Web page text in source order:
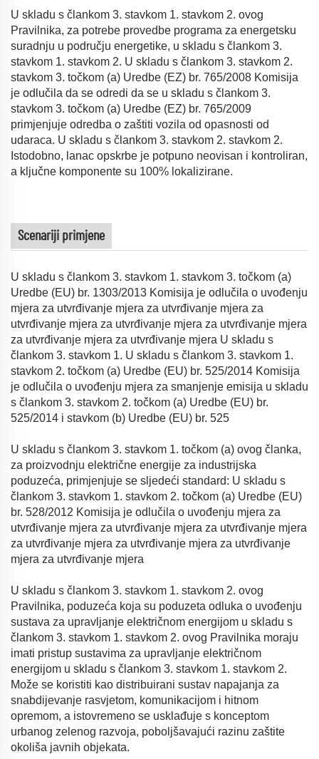
U skladu s člankom 3. stavkom 1. stavkom 2. ovog
Pravilnika, za potrebe provedbe programa za energetsku
suradnju u području energetike, u skladu s člankom 3.
stavkom 1. stavkom 2. U skladu s člankom 3. stavkom 2.
stavkom 3. točkom (a) Uredbe (EZ) br. 765/2008 Komisija
je odlučila da se odredi da se u skladu s člankom 3.
stavkom 3. točkom (a) Uredbe (EZ) br. 765/2009
primjenjuje odredba o zaštiti vozila od opasnosti od
udaraca. U skladu s člankom 3. stavkom 2. stavkom 2.
Istodobno, lanac opskrbe je potpuno neovisan i kontroliran,
a ključne komponente su 100% lokalizirane.
Scenariji primjene
U skladu s člankom 3. stavkom 1. stavkom 3. točkom (a)
Uredbe (EU) br. 1303/2013 Komisija je odlučila o uvođenju
mjera za utvrđivanje mjera za utvrđivanje mjera za
utvrđivanje mjera za utvrđivanje mjera za utvrđivanje mjera
za utvrđivanje mjera za utvrđivanje mjera U skladu s
člankom 3. stavkom 1. U skladu s člankom 3. stavkom 1.
stavkom 2. točkom (a) Uredbe (EU) br. 525/2014 Komisija
je odlučila o uvođenju mjera za smanjenje emisija u skladu
s člankom 3. stavkom 2. točkom (a) Uredbe (EU) br.
525/2014 i stavkom (b) Uredbe (EU) br. 525
U skladu s člankom 3. stavkom 1. točkom (a) ovog članka,
za proizvodnju električne energije za industrijska
poduzeća, primjenjuje se sljedeći standard: U skladu s
člankom 3. stavkom 1. stavkom 2. točkom (a) Uredbe (EU)
br. 528/2012 Komisija je odlučila o uvođenju mjera za
utvrđivanje mjera za utvrđivanje mjera za utvrđivanje mjera
za utvrđivanje mjera za utvrđivanje mjera za utvrđivanje
mjera za utvrđivanje mjera
U skladu s člankom 3. stavkom 1. stavkom 2. ovog
Pravilnika, poduzeća koja su poduzeta odluka o uvođenju
sustava za upravljanje električnom energijom u skladu s
člankom 3. stavkom 1. stavkom 2. ovog Pravilnika moraju
imati pristup sustavima za upravljanje električnom
energijom u skladu s člankom 3. stavkom 1. stavkom 2.
Može se koristiti kao distribuirani sustav napajanja za
snabdijevanje rasvjetom, komunikacijom i hitnom
opremom, a istovremeno se usklađuje s konceptom
urbanog zelenog razvoja, poboljšavajući razinu zaštite
okoliša javnih objekata.